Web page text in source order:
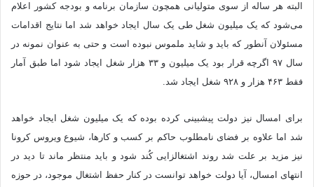
البته هر ساله از سوی متولیانی همچون سازمان برنامه و بودجه کشور اعلام
می‌شود که یک میلیون شغل طی یک سال ایجاد خواهد شد اما نتایج اقدامات
مسئولان آنطور که باید و شاید ملموس نبوده است و حتی به عنوان نمونه در
سال ۹۷ اگرچه قرار بود یک میلیون و ۳۳ هزار شغل ایجاد شود اما طبق آمار
فقط ۴۶۳ هزار و ۹۲۸ شغل ایجاد شد.
برای امسال نیز دولت پیش‎بینی کرده بوده که یک میلیون شغل ایجاد خواهد
شد اما علاوه بر فضای نامطلوب حاکم بر کسب و کارها، شیوع ویروس کرونا
نیز مزید بر علت شد روند اشتغالزایی کُند شود و باید منتظر ماند تا دید در
انتهای امسال، آیا دولت خواهد توانست در کنار حفظ اشتغال موجود، در حوزه